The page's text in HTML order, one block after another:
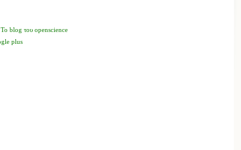
To blog του openscience